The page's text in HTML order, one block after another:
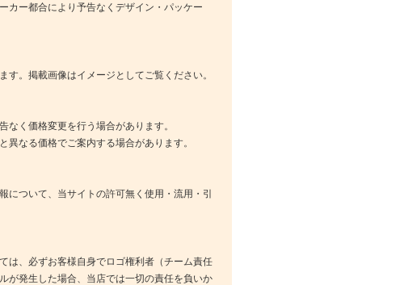
カー都合により予告なくデザイン・パッケー
。掲載画像はイメージとしてご覧ください。
く価格変更を行う場合があります。
なる価格でご案内する場合があります。
について、当サイトの許可無く使用・流用・引
は、必ずお客様自身でロゴ権利者（チーム責任
が発生した場合、当店では一切の責任を負いか